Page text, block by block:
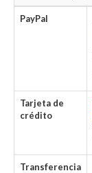
PayPal
Tarjeta de
crédito
Transferencia